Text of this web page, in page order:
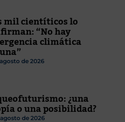
mil cientíticos lo
“No hay
climática
de 2026
¿una
o una posibilidad?
de 2026